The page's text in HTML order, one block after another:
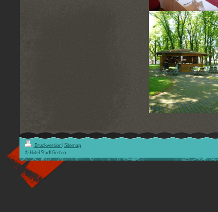
Druckversion |Sitemap
© Hotel Stadt Güsten